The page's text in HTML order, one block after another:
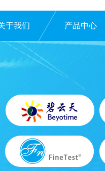
于我们 产品中心